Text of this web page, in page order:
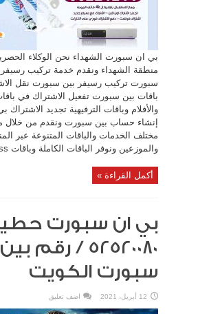
بي ان سبورت الشهداء نحن الوكلاء
منطقة الشهداء ونقدم خدمة تركيب
سبورت تركيب رسيفر بين سبورت نقل
باقات بين سبورت تفعيل الاشتراك في
والأفلام وباقات الترفيهية تجديد
إنشاء حساب بين سبورت ونقدم من خلال
مختلف الخدمات والباقات المتنوعة عبر
والموزعين ونوفر الباقات الكاملة وباقات access ...
أكمل القراءة »
بي ان سبورت
52520080 / رقم بين
سبورت الكويت
12 أبريل، 2021 اضف تعليق